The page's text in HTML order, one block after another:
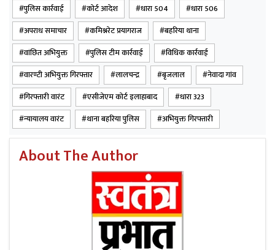
गिरफ्तार वारण्टी अभियुक्त का विवरण
लालचन्द्र पुत्र बृजलाल निवासी नेवादा थाना बहरिया कमिश्नरेट
प्रयागराज, उम्र करीब 48 वर्ष ।
।
पुलिस कार्रवाई
कोर्ट आदेश धारा 504
धारा 506
अपराध समाचार
कमिश्नरेट प्रयागराज
बहरिया थाना
वांछित अभियुक्त
पुलिस टीम कार्रवाई
विधिक कार्रवाई
वारण्टी अभियुक्त गिरफ्तार
लालचन्द्र बृजलाल
नेवादा गांव
गिरफ्तारी वारंट
एसीजेएम कोर्ट इलाहाबाद
धारा 323
न्यायालय वारंट
थाना बहरिया पुलिस अभियुक्त गिरफ्तारी
About The Author